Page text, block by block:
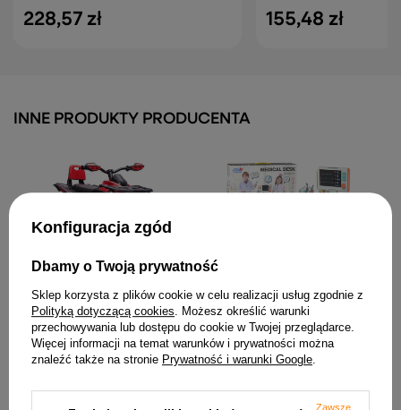
228,57 zł 155,48 zł
INNE PRODUKTY PRODUCENTA
3288 Czerwony
833,24 zł
Wózek Lekarski RTG EKG
Akcesoria Światła Dźwięk
36el.
119,73 zł
Konfiguracja zgód
Dbamy o Twoją prywatność
Sklep korzysta z plików cookie w celu realizacji usług zgodnie z
Polityką dotyczącą cookies . Możesz określić warunki
przechowywania lub dostępu do cookie w Twojej przeglądarce.
Więcej informacji na temat warunków i prywatności można
znaleźć także na stronie Prywatność i warunki Google
Zawsze